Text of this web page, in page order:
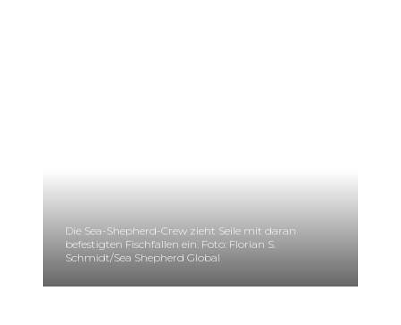
Die Sea-Shepherd-Crew zieht Seile mit daran
befestigten Fischfallen ein. Foto: Florian S.
Schmidt/Sea Shepherd Global